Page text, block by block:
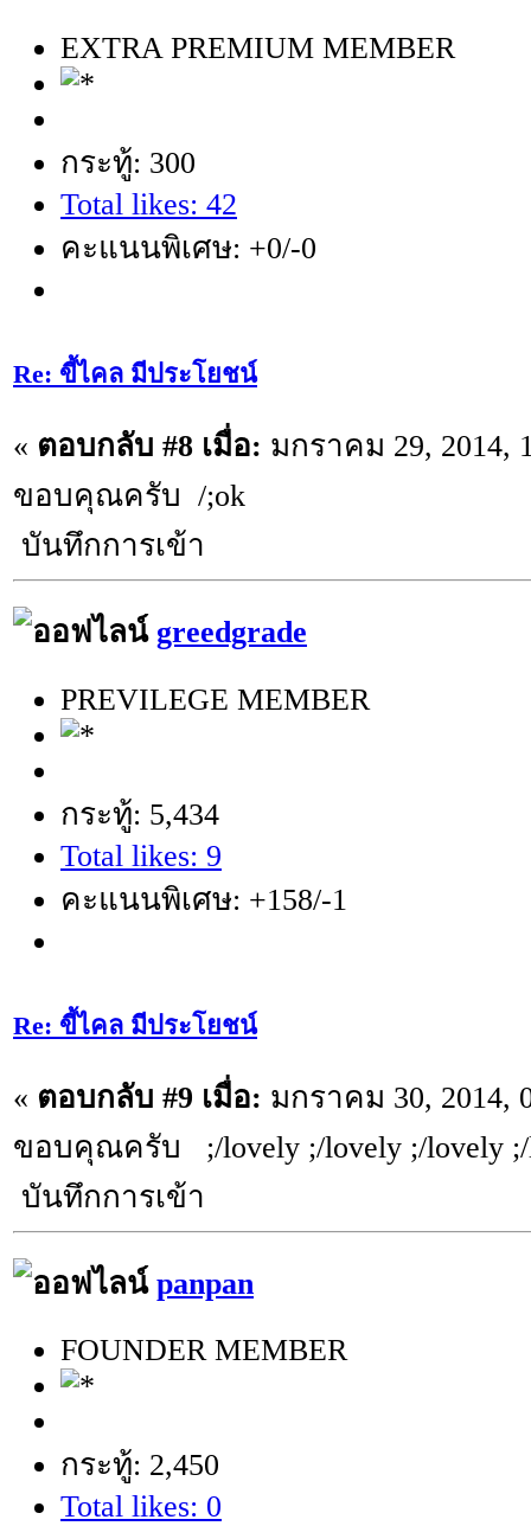
EXTRA PREMIUM MEMBER
กระทู้: 300
Total likes: 42
คะแนนพิเศษ: +0/-0
Re: ขี้ไคล มีประโยชน์
« ตอบกลับ #8 เมื่อ: มกราคม 29, 2014,
ขอบคุณครับ /;ok
บันทึกการเข้า
greedgrade
PREVILEGE MEMBER
กระทู้: 5,434
Total likes: 9
คะแนนพิเศษ: +158/-1
Re: ขี้ไคล มีประโยชน์
« ตอบกลับ #9 เมื่อ: มกราคม 30, 2014,
ขอบคุณครับ ;/lovely ;/lovely ;/lovely ;/
บันทึกการเข้า
panpan
FOUNDER MEMBER
กระทู้: 2,450
Total likes: 0